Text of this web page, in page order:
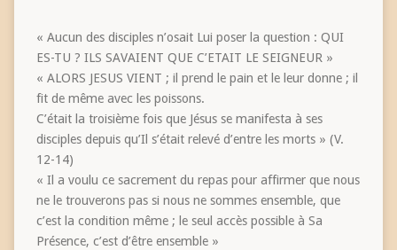
« Aucun des disciples n’osait Lui poser la question : QUI
ES-TU ? ILS SAVAIENT QUE C’ETAIT LE SEIGNEUR »
« ALORS JESUS VIENT ; il prend le pain et le leur donne ; il
fit de même avec les poissons.
C’était la troisième fois que Jésus se manifesta à ses
disciples depuis qu’Il s’était relevé d’entre les morts » (V.
12-14)
« Il a voulu ce sacrement du repas pour affirmer que nous
ne le trouverons pas si nous ne sommes ensemble, que
c’est la condition même ; le seul accès possible à Sa
Présence, c’est d’être ensemble »